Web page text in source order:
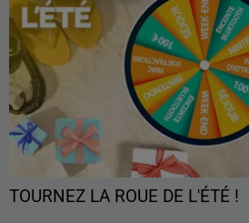
TOURNEZ LA ROUE DE L'ÉTÉ !